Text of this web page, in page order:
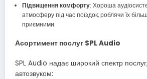
Підвищення комфорту: Хороша
атмосферу під час поїздок, роблячи їх
приємними.
Асортимент послуг SPL Audio
SPL Audio надає широкий спектр
автозвуком: